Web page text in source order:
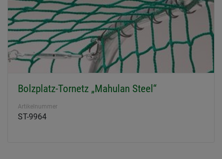
Bolzplatz-Tornetz „Mahulan Steel“
Artikelnummer
ST-9964